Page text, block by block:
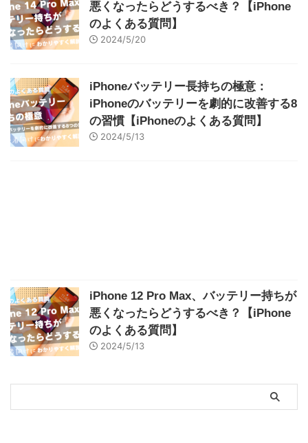
悪くなったらどうするべき？【iPhone
のよくある質問】
2024/5/20
iPhoneバッテリー長持ちの極意：
iPhoneのバッテリーを劇的に改善する8
の習慣【iPhoneのよくある質問】
2024/5/13
iPhone 12 Pro Max、バッテリー持ちが
悪くなったらどうするべき？【iPhone
のよくある質問】
2024/5/13